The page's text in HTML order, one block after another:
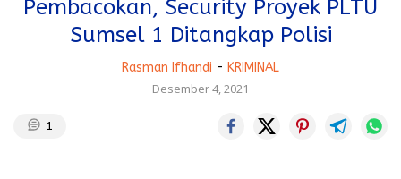
Pembacokan, Security Proyek PLTU
Sumsel 1 Ditangkap Polisi
Rasman Ifhandi - KRIMINAL
Desember 4, 2021
1